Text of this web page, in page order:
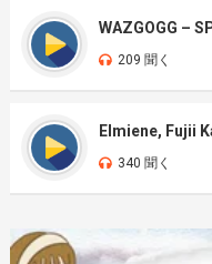
WAZGOGG –
209 聞く
Elmiene, Fujii
340 聞く